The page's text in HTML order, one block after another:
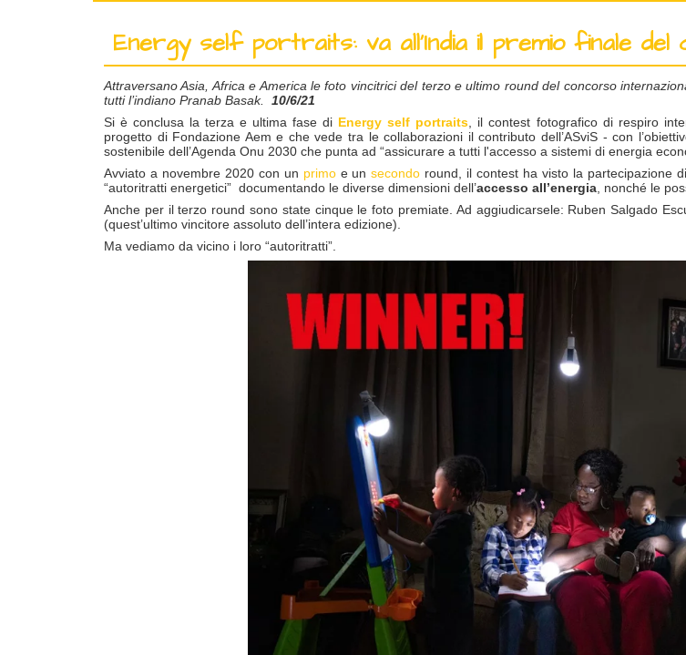
Energy self portraits: va all’India il premio finale
Attraversano Asia, Africa e America le foto vincitrici del terzo e ultimo round del concorso
tutti l’indiano Pranab Basak. 10/6/21
Si è conclusa la terza e ultima fase di Energy self portraits , il contest fotografico di respiro
progetto di Fondazione Aem e che vede tra le collaborazioni il contributo dell’ASviS - con
sostenibile dell’Agenda Onu 2030 che punta ad “assicurare a tutti l'accesso a sistemi di energia
Avviato a novembre 2020 con un primoe unsecondo round, il contest ha visto la partecipazione
“autoritratti energetici” documentando le diverse dimensioni dell’accesso all’energia , nonché le
Anche per il terzo round sono state cinque le foto premiate. Ad aggiudicarsele: Ruben Salgado
(quest’ultimo vincitore assoluto dell’intera edizione).
Ma vediamo da vicino i loro “autoritratti”.